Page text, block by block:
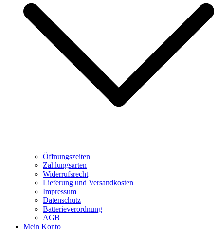
Öffnungszeiten
Zahlungsarten
Widerrufsrecht
Lieferung und Versandkosten
Impressum
Datenschutz
Batterieverordnung
AGB
Mein Konto